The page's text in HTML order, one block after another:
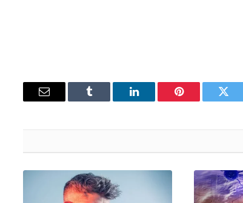
تويتر بينتيريستلينكدإن Tumblr
البريد